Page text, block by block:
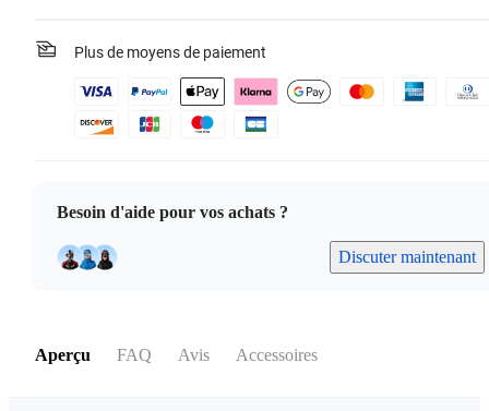
Plus de moyens de paiement
Besoin d'aide pour vos achats ?
Discuter maintenant
Aperçu FAQ Avis Accessoires